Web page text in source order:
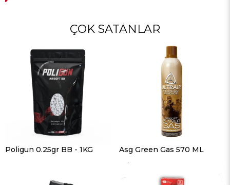
ÇOK SATANLAR
Poligun 0.25gr BB - 1KG Asg Green Gas 570 ML